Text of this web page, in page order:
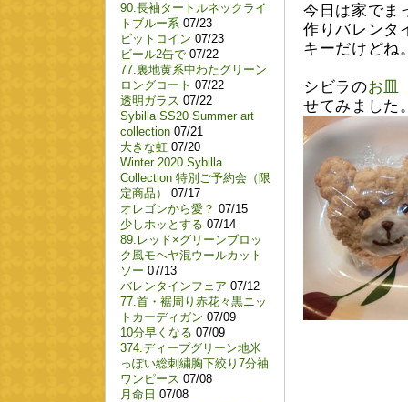
今日は家でま
作りバレンタ
キーだけどね
シビラのお皿
せてみました
90.長袖タートルネックライ
トブルー系 07/23
ビットコイン 07/23
ビール2缶で 07/22
77.裏地黄系中わたグリーン
ロングコート 07/22
透明ガラス 07/22
Sybilla SS20 Summer art
collection 07/21
大きな虹 07/20
Winter 2020 Sybilla
Collection 特別ご予約会（限
定商品）
07/17
オレゴンから愛？ 07/15
少しホッとする 07/14
89.レッド×グリーンブロッ
ク風モヘヤ混ウールカット
ソー 07/13
バレンタインフェア 07/12
77.首・裾周り赤花々黒ニッ
トカーディガン 07/09
10分早くなる 07/09
374.ディープグリーン地米
っぽい総刺繍胸下絞り7分袖
ワンピース 07/08
月命日 07/08